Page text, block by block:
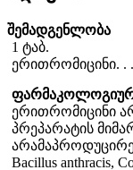
შემადგენლობა
1 ტაბ.
ერითრომიცინი. . .
ერითრომიცინი
პრეპარატის
Bacillus anthracis,